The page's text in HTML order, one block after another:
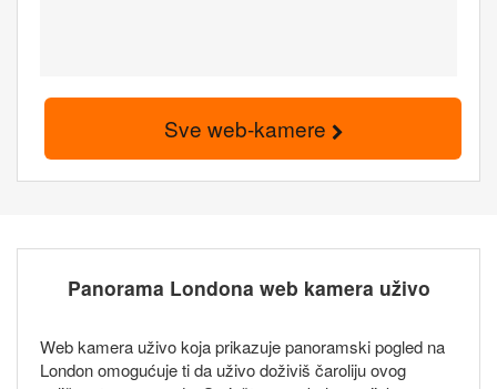
Sve web-kamere
Panorama Londona web kamera uživo
Web kamera uživo koja prikazuje panoramski pogled na
London omogućuje ti da uživo doživiš čaroliju ovog